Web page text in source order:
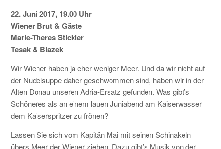
PRESSE
22. Juni 2017, 19.00 Uhr
Wiener Brut & Gäste
Marie-Theres Stickler
Tesak & Blazek
Wir Wiener haben ja eher weniger Meer. Und da wir nicht auf
der Nudelsuppe daher geschwommen sind, haben wir in der
Alten Donau unseren Adria-Ersatz gefunden. Was gibt’s
Schöneres als an einem lauen Juniabend am Kaiserwasser
dem Kaiserspritzer zu frönen?
Lassen Sie sich vom Kapitän Mai mit seinen Schinakeln
übers Meer der Wiener ziehen. Dazu gibt’s Musik von der